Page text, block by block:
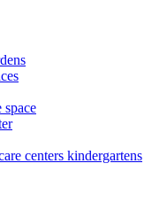
space
centers kindergartens